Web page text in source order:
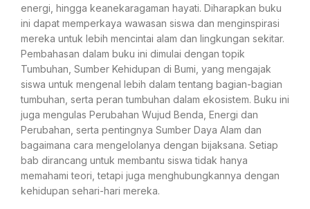
energi, hingga keanekaragaman hayati. Diharapkan buku
ini dapat memperkaya wawasan siswa dan menginspirasi
mereka untuk lebih mencintai alam dan lingkungan sekitar.
Pembahasan dalam buku ini dimulai dengan topik
Tumbuhan, Sumber Kehidupan di Bumi, yang mengajak
siswa untuk mengenal lebih dalam tentang bagian-bagian
tumbuhan, serta peran tumbuhan dalam ekosistem. Buku ini
juga mengulas Perubahan Wujud Benda, Energi dan
Perubahan, serta pentingnya Sumber Daya Alam dan
bagaimana cara mengelolanya dengan bijaksana. Setiap
bab dirancang untuk membantu siswa tidak hanya
memahami teori, tetapi juga menghubungkannya dengan
kehidupan sehari-hari mereka.